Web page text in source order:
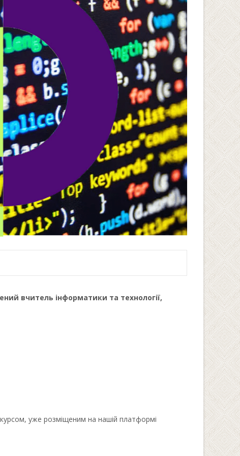
вчитель інформатики та технології,
уже розміщеним на нашій платформі